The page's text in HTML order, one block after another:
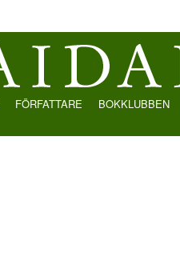
FÖRFATTARE BOKKLUBBEN